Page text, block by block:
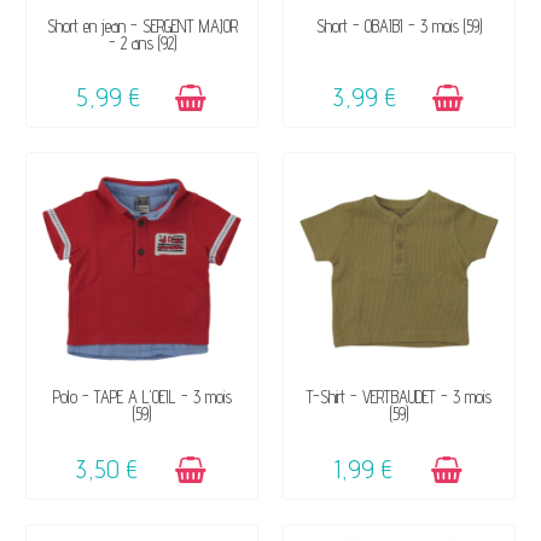
DISPONIBLE
Short en jean - SERGENT MAJOR
- 2 ans (92)
5,99 €
DISPONIBLE
Short - OBAÏBI - 3 mois (59)
3,99 €
DISPONIBLE
Polo - TAPE A L'OEIL - 3 mois
(59)
3,50 €
DISPONIBLE
T-Shirt - VERTBAUDET - 3 mois
(59)
1,99 €